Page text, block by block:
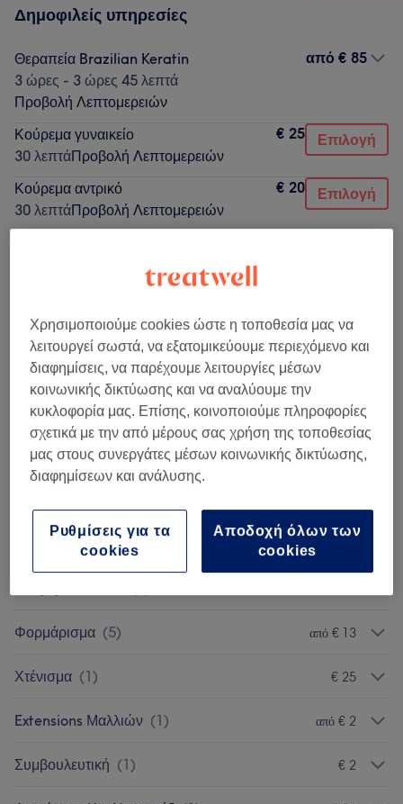
Δημοφιλείς υπηρεσίες
Θεραπεία Brazilian Keratin
3 ώρες - 3 ώρες 45 λεπτά
Προβολή Λεπτομερειών
από € 85
Κούρεμα γυναικείο
30 λεπτάΠροβολή Λεπτομερειών
€ 25 Επιλογή
Κούρεμα αντρικό
30 λεπτάΠροβολή Λεπτομερειών
€ 20 Επιλογή
Προβολή Λεπτομερειών
15 λεπτάΠροβολή Λεπτομερειών
Αναζήτηση υπηρεσιών
Θεραπείες Μαλλιών Και Τριχωτού
Κεφαλής (6)
από € 3
Κούρεμα Αντρικό (1
Φορμάρισμα (5) από € 13
Χτένισμα (1) € 25
Extensions Μαλλιών (1) από € 2
Συμβουλευτική (1) € 2
Χρησιμοποιούμε cookies ώστε η τοποθεσία μας να
λειτουργεί σωστά, να εξατομικεύουμε περιεχόμενο και
διαφημίσεις, να παρέχουμε λειτουργίες μέσων
κοινωνικής δικτύωσης και να αναλύουμε την
κυκλοφορία μας. Επίσης, κοινοποιούμε πληροφορίες
σχετικά με την από μέρους σας χρήση της τοποθεσίας
μας στους συνεργάτες μέσων κοινωνικής δικτύωσης,
διαφημίσεων και ανάλυσης.
Αποδοχή όλων των
cookies
Ρυθμίσεις για τα
cookies